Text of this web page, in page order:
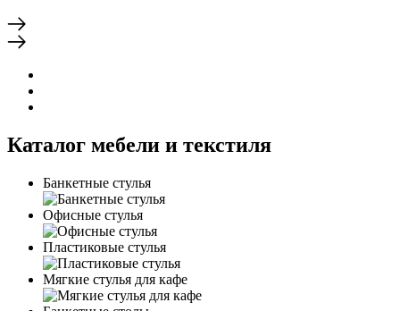
Каталог мебели и текстиля
Банкетные стулья
Офисные стулья
Пластиковые стулья
Мягкие стулья для кафе